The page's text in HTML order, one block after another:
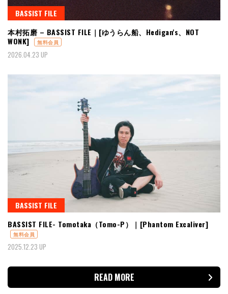
BASSIST FILE
本村拓磨 – BASSIST FILE｜[ゆうらん船、Hedigan's、NOT
WONK]
無料会員
2026.04.23 UP
BASSIST FILE
BASSIST FILE- Tomotaka（Tomo-P）｜[Phantom Excaliver]
無料会員
2025.12.23 UP
READ MORE